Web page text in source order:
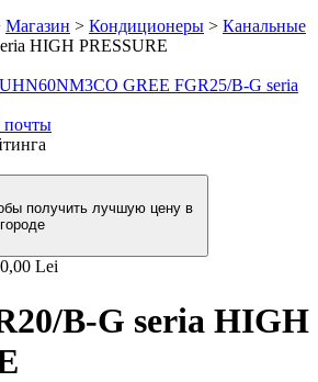
Магазин > Кондиционеры > Канальные
HIGH PRESSURE
GREE FGR25/B-G seria
получить лучшую цену в
городе
Lei
B-G seria HIGH